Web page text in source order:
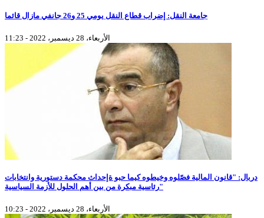
جامعة النقل: إضراب قطاع النقل يومي 25 و26 جانفي مازال قائما
الأربعاء، 28 ديسمبر، 2022 - 11:23
دربال: "قانون المالية فصّلوه وخيطوه كيما حبو ةإحداث محكمة دستورية وانتخابات
رئاسية مبكرة من بين أهم الحلول للأزمة السياسية"
الأربعاء، 28 ديسمبر، 2022 - 10:23